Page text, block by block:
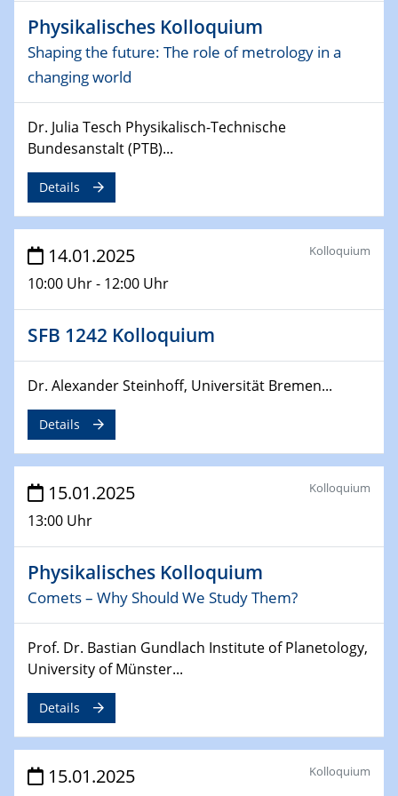
06.02.2025
Sfb-trr247-all Seminar
CataLysis Joint Colloquium)
Sfb-trr247-all Workshop
UnOCat
11.02.2025
SFB/TRR 270 Kolloquium
11.02.2025
Social Hour
11.02.2025
Natural Water to H2
12.02.2025 - 14.02.2025
Sfb-trr247-all Annual Meeting
24.02.2025
CENIDE-BGU Seminar
WIN & CENIDE Seminar Series on 2D-
MATURE
Sfb-trr247-all Seminar
18.03.2025 - 19.03.2025
Kooperationsseminar
Elektrolyse/Brennstoffzelle
EIC Pathfinder
Physikalisches Kolloquium
Shaping the future: The role of metrology in a
changing world
Dr. Julia Tesch Physikalisch-Technische
Bundesanstalt (PTB)...
Details
14.01.2025
10:00 Uhr - 12:00 Uhr
Kolloquium
SFB 1242 Kolloquium
Dr. Alexander Steinhoff, Universität Bremen...
Details
15.01.2025
13:00 Uhr
Kolloquium
Physikalisches Kolloquium
Comets – Why Should We Study Them?
Prof. Dr. Bastian Gundlach Institute of Planetology,
University of Münster...
Details
15.01.2025 Kolloquium